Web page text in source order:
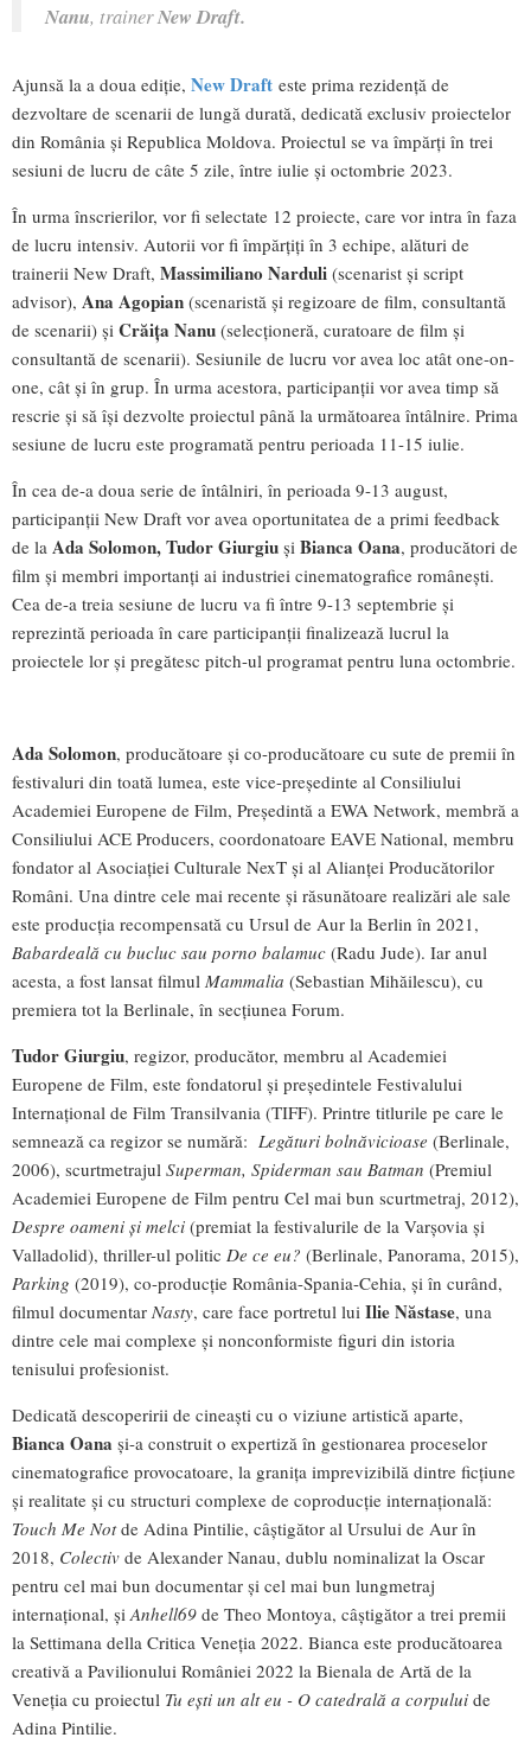
Nanu, trainerNew Draft.
Ajunsă la a doua ediție, New Draft este prima rezidență de
dezvoltare de scenarii de lungă durată, dedicată exclusiv proiectelor
din România și Republica Moldova. Proiectul se va împărți în trei
sesiuni de lucru de câte 5 zile, între iulie și octombrie 2023.
În urma înscrierilor, vor fi selectate 12 proiecte, care vor intra în faza
de lucru intensiv. Autorii vor fi împărțiți în 3 echipe, alături de
trainerii New Draft, Massimiliano Narduli (scenarist și script
advisor), Ana Agopian (scenaristă și regizoare de film, consultantă
de scenarii) și Crăița Nanu (selecționeră, curatoare de film și
consultantă de scenarii). Sesiunile de lucru vor avea loc atât one-on-
one, cât și în grup. În urma acestora, participanții vor avea timp să
rescrie și să își dezvolte proiectul până la următoarea întâlnire. Prima
sesiune de lucru este programată pentru perioada 11-15 iulie.
În cea de-a doua serie de întâlniri, în perioada 9-13 august,
participanții New Draft vor avea oportunitatea de a primi feedback
de la Ada Solomon,Tudor Giurgiu și Bianca Oana, producători de
film și membri importanți ai industriei cinematografice românești.
Cea de-a treia sesiune de lucru va fi între 9-13 septembrie și
reprezintă perioada în care participanții finalizează lucrul la
proiectele lor și pregătesc pitch-ul programat pentru luna octombrie.
Ada Solomon, producătoare și co-producătoare cu sute de premii în
festivaluri din toată lumea, este vice-președinte al Consiliului
Academiei Europene de Film, Președintă a EWA Network, membră a
Consiliului ACE Producers, coordonatoare EAVE National, membru
fondator al Asociației Culturale NexT și al Alianței Producătorilor
Români. Una dintre cele mai recente și răsunătoare realizări ale sale
este producția recompensată cu Ursul de Aur la Berlin în 2021,
Babardeală cu bucluc sau porno balamuc (Radu Jude). Iar anul
acesta, a fost lansat filmul Mammalia (Sebastian Mihăilescu), cu
premiera tot la Berlinale, în secțiunea Forum.
Tudor Giurgiu, regizor, producător, membru al Academiei
Europene de Film, este fondatorul și președintele Festivalului
Internațional de Film Transilvania (TIFF). Printre titlurile pe care le
semnează ca regizor se numără: Legături bolnăvicioase (Berlinale,
2006), scurtmetrajul Superman, Spiderman sau Batman (Premiul
Academiei Europene de Film pentru Cel mai bun scurtmetraj, 2012),
Despre oameni și melci (premiat la festivalurile de la Varșovia și
Valladolid), thriller-ul politic De ce eu? (Berlinale, Panorama, 2015),
Parking (2019), co-producție România-Spania-Cehia, și în curând,
filmul documentar Nasty, care face portretul lui IlieNăstase, una
dintre cele mai complexe și nonconformiste figuri din istoria
tenisului profesionist.
Dedicată descoperirii de cineaști cu o viziune artistică aparte,
Bianca Oana și-a construit o expertiză în gestionarea proceselor
cinematografice provocatoare, la granița imprevizibilă dintre ficțiune
și realitate și cu structuri complexe de coproducție internațională:
Touch Me Notde Adina Pintilie, câștigător al Ursului de Aur în
2018, Colectiv de Alexander Nanau, dublu nominalizat la Oscar
pentru cel mai bun documentar și cel mai bun lungmetraj
internațional, și Anhell69 de Theo Montoya, câștigător a trei premii
la Settimana della Critica Veneția 2022. Bianca este producătoarea
creativă a Pavilionului României 2022 la Bienala de Artă de la
Veneția cu proiectul Tu ești un alt eu - O catedrală a corpului de
Adina Pintilie.